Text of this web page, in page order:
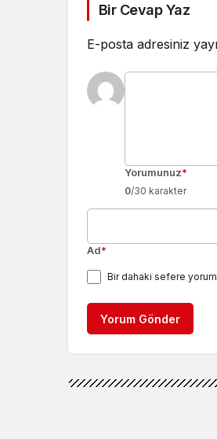
Bir Cevap Yaz
E-posta adresiniz
Yorumunuz*
0/30 karakter
Ad*
Bir dahaki sefere yorum
Yorum Gönder